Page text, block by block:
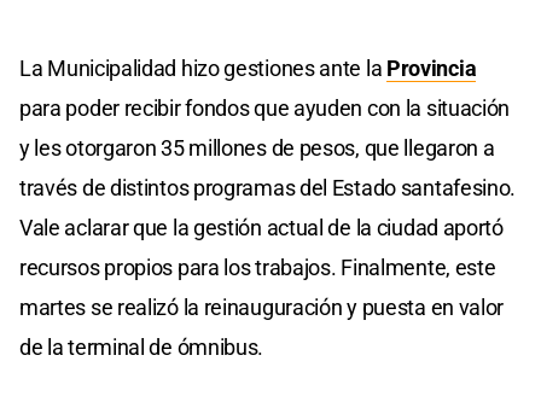
La Municipalidad hizo gestiones ante la Provincia
para poder recibir fondos que ayuden con la situación
y les otorgaron 35 millones de pesos, que llegaron a
través de distintos programas del Estado santafesino.
Vale aclarar que la gestión actual de la ciudad aportó
recursos propios para los trabajos. Finalmente, este
martes se realizó la reinauguración y puesta en valor
de la terminal de ómnibus.